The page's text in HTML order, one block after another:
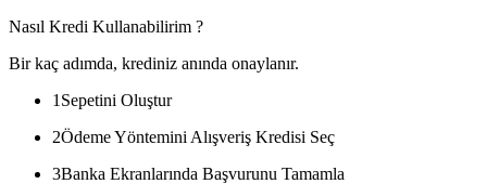
Nasıl Kredi Kullanabilirim ?
Bir kaç adımda, krediniz anında onaylanır.
1 Sepetini Oluştur
2Ödeme Yöntemini Alışveriş Kredisi Seç
3Banka Ekranlarında Başvurunu Tamamla